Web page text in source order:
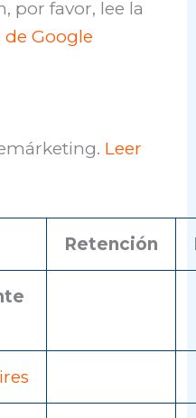
por favor, lee la
Google
Leer
Retención